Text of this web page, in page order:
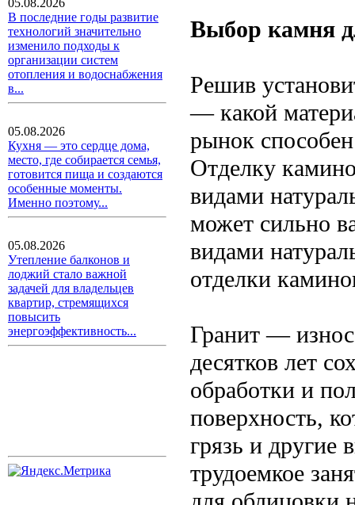
05.08.2026
В последние годы развитие
технологий значительно
изменило подходы к
организации систем
отопления и водоснабжения
в...
05.08.2026
Кухня — это сердце дома,
место, где собирается семья,
готовится пища и создаются
особенные моменты.
Именно поэтому...
05.08.2026
Утепление балконов и
лоджий стало важной
задачей для владельцев
квартир, стремящихся
повысить
энергоэффективность...
Выбор камня
Решив
— какой
рынок
Отделку
видами
может сильно
видами
отделки
Гранит —
десятков лет
обработки и
поверхность,
грязь и другие
трудоемкое